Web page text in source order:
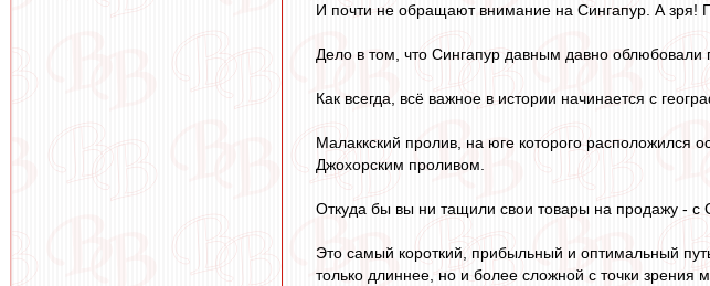
И почти не обращают внимание на Сингапур. А зря!
Дело в том, что Сингапур давным давно облюбовали
Как всегда, всё важное в истории начинается с
Малаккский пролив, на юге которого расположился
Джохорским проливом.
Откуда бы вы ни тащили свои товары на продажу -
Это самый короткий, прибыльный и оптимальный
только длиннее, но и более сложной с точки зрения